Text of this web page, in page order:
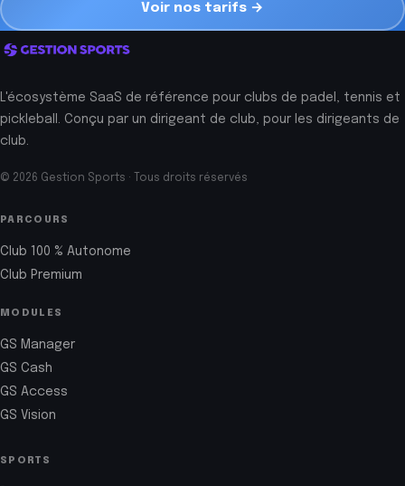
Voir nos tarifs →
L'écosystème SaaS de référence pour clubs de padel, tennis et
pickleball. Conçu par un dirigeant de club, pour les dirigeants de
club.
© 2026 Gestion Sports · Tous droits réservés
PARCOURS
Club 100 % Autonome
Club Premium
MODULES
GS Manager
GS Cash
GS Access
GS Vision
SPORTS